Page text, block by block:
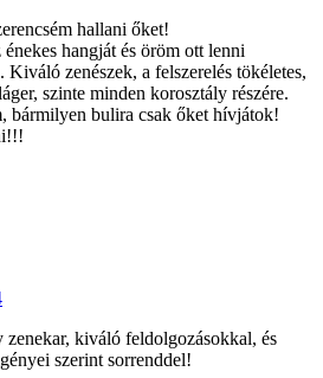
hallani őket!
hangját és öröm ott lenni
zenészek, a felszerelés tökéletes,
szinte minden korosztály részére.
bármilyen bulira csak őket hívjátok!
zenekar, kiváló feldolgozásokkal, és
szerint sorrenddel!